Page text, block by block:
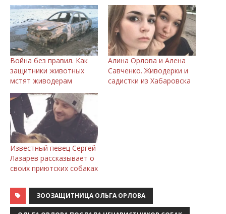
Война без правил. Как
защитники животных
мстят живодерам
Алина Орлова и Алена
Савченко. Живодерки и
садистки из Хабаровска
Известный певец Сергей
Лазарев рассказывает о
своих приютских собаках
ЗООЗАЩИТНИЦА ОЛЬГА ОРЛОВА